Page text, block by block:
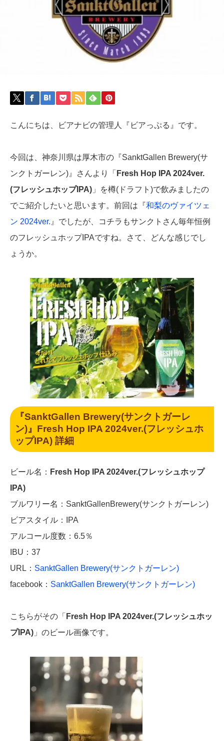
こんにちは、ビアナビの管理人『ビアっぷる』です。
今回は、神奈川県は厚木市の『SanktGallen Brewery(サ
ンクトガーレン)』さんより「 Fresh Hop IPA 2024ver.
(フレッシュホップIPA) 」を樽(ドラフト)で飲みましたの
でご紹介したいと思います。前回は『和梨のヴァイツェ
ン 2024ver. 』でしたが、コチラもサンクトさん毎年恒例
のフレッシュホップIPAですね。さて、どんな感じでし
ょうか。
『SanktGallen Brewery(サンクトガーレ
ン)』Fresh Hop IPA 2024ver.(フレッシュホ
ップIPA) 詳細
ビール名： Fresh Hop IPA 2024ver.(フレッシュホップ
IPA)
ブルワリー名：SanktGallenBrewery(サンクトガーレン)
ビアスタイル：IPA
アルコール度数：6.5％
IBU：37
URL： SanktGallen Brewery(サンクトガーレン)
facebook： SanktGallen Brewery(サンクトガーレン)
こちらがその「 Fresh Hop IPA 2024ver.(フレッシュホッ
プIPA) 」のビール画像です。